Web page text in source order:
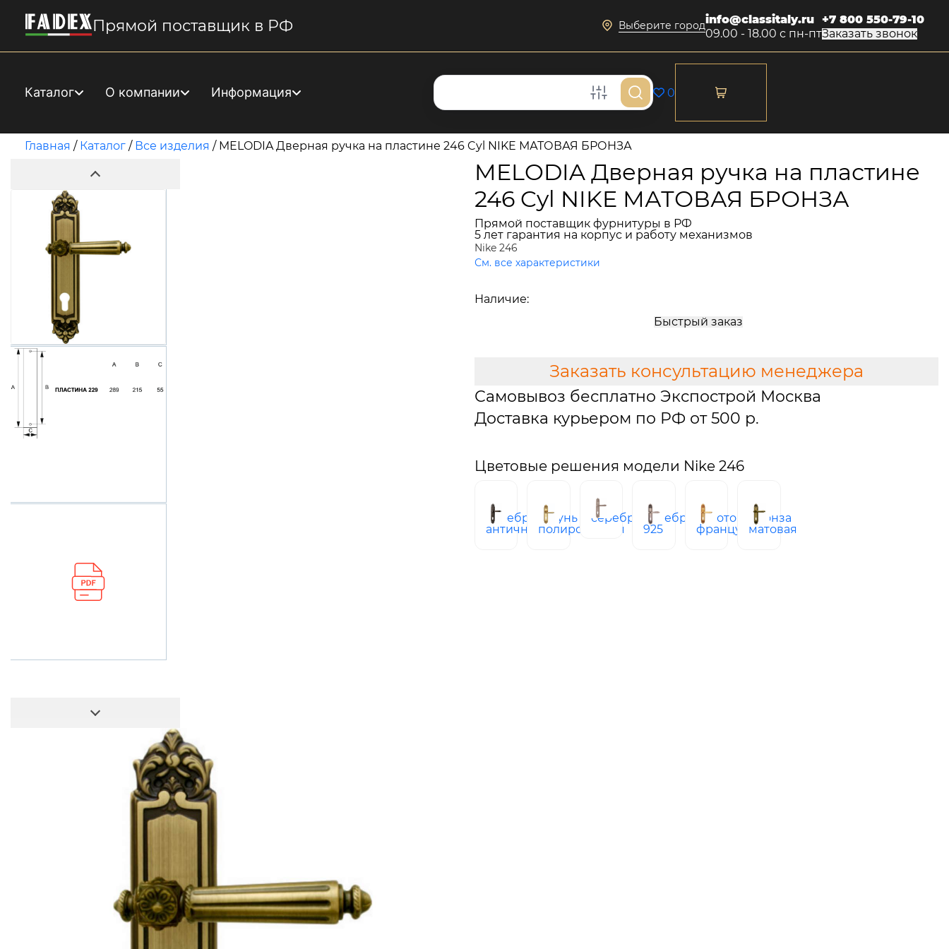
Прямой поставщик в РФ Выберите городinfo@classitaly.ru
09.00 - 18.00 с пн-пт
+7 800 550-79-10
Заказать звонок
Каталог О компании Информация 0
Главная / Каталог / Все изделия / MELODIA Дверная ручка на пластине 246 Cyl NIKE МАТОВАЯ БРОНЗА
MELODIA Дверная ручка на пластине
246 Cyl NIKE МАТОВАЯ БРОНЗА
Прямой поставщик фурнитуры в РФ
5 лет гарантия на корпус и работу механизмов
Nike 246
См. все характеристики
Наличие:
Быстрый заказ
Заказать консультацию менеджера
Самовывоз бесплатно Экспострой Москва
Доставка курьером по РФ от 500 р.
Цветовые решения модели Nike 246
серебро
античное
латунь
полированная
серебро
серебро
925
золото
французское
бронза
матовая